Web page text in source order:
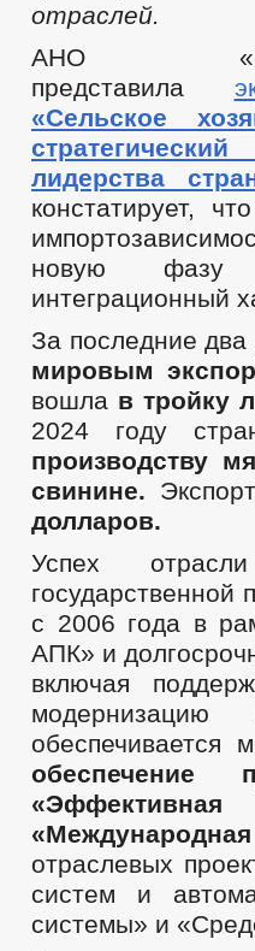
отраслей.
АНО
представила
«Сельское
лидерства
констатирует,
новую фазу
интеграционный
За последние
мировым
вошла в тройку
2024 году
производству
свинине.
долларов.
Успех
государственной
с 2006 года в
АПК» и
включая
обеспечивается
обеспечение
отраслевых
систем и
системы» и